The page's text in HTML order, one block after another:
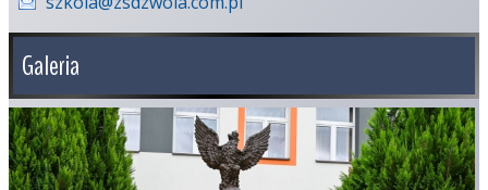
Galeria